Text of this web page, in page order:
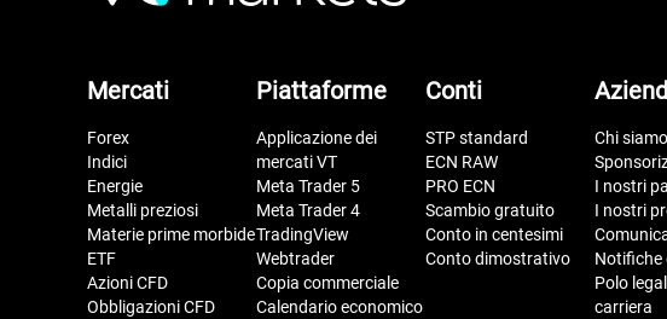
Mercati
Forex
Indici
Energie
Metalli preziosi
Materie prime morbide
ETF
Azioni CFD
Obbligazioni CFD
Piattaforme
Applicazione dei
mercati VT
Meta Trader 5
Meta Trader 4
TradingView
Webtrader
Copia commerciale
Calendario economico
Conti
STP standard
ECN RAW
PRO ECN
Scambio gratuito
Conto in centesimi
Conto dimostrativo
Chi siamo
I nostri
I nostri
Notifiche
Polo
carriera